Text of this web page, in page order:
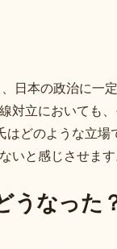
日本の政治に一
対立においても
どのような立
いと感じさせま
うなった